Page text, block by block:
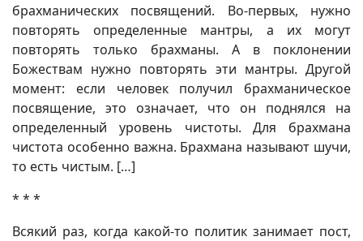
брахманических посвящений. Во-первых, нужно
повторять определенные мантры, а их могут
повторять только брахманы. А в поклонении
Божествам нужно повторять эти мантры. Другой
момент: если человек получил брахманическое
посвящение, это означает, что он поднялся на
определенный уровень чистоты. Для брахмана
чистота особенно важна. Брахмана называют шучи,
то есть чистым. […]
* * *
Всякий раз, когда какой-то политик занимает пост,